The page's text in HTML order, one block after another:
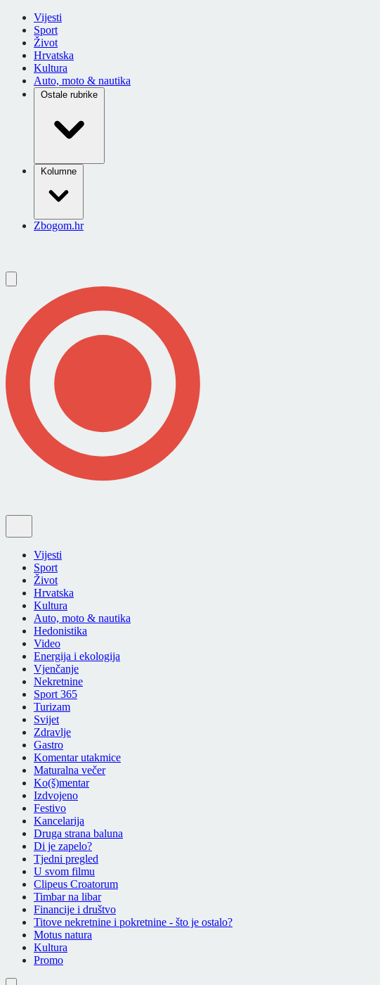
Vijesti
Sport
Život
Hrvatska
Kultura
Auto, moto & nautika
Ostale rubrike
Kolumne
Zbogom.hr
Vijesti
Sport
Život
Hrvatska
Kultura
Auto, moto & nautika
Hedonistika
Video
Energija i ekologija
Vjenčanje
Nekretnine
Sport 365
Turizam
Svijet
Zdravlje
Gastro
Komentar utakmice
Maturalna večer
Ko(š)mentar
Izdvojeno
Festivo
Kancelarija
Druga strana baluna
Di je zapelo?
Tjedni pregled
U svom filmu
Clipeus Croatorum
Timbar na libar
Financije i društvo
Titove nekretnine i pokretnine - što je ostalo?
Motus natura
Kultura
Promo